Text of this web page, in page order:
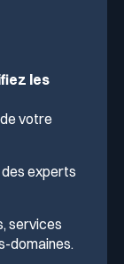
les
votre
experts
services
domaines.